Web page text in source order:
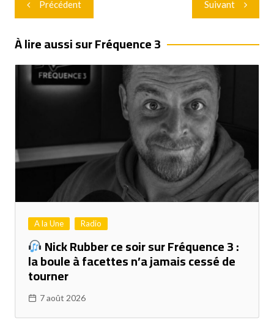
de
l’article
Précédent Suivant
À lire aussi sur Fréquence 3
A la Une Radio
Nick Rubber ce soir sur Fréquence 3 :
la boule à facettes n’a jamais cessé de
tourner
7 août 2026